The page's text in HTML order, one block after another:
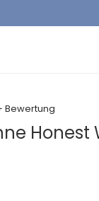
Bewertung
Honest